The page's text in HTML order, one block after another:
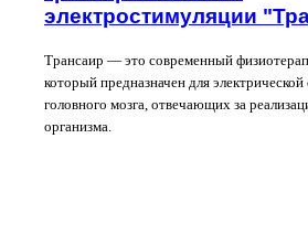
электростимуляции
Трансаир — это современный
который предназначен для
головного мозга, отвечающих за
организма.